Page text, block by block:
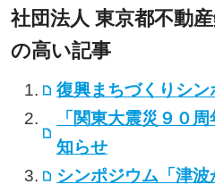
社団法人 東京都不動
の高い記事
復興まちづくりシン
「関東大震災９０
知らせ
シンポジウム「津